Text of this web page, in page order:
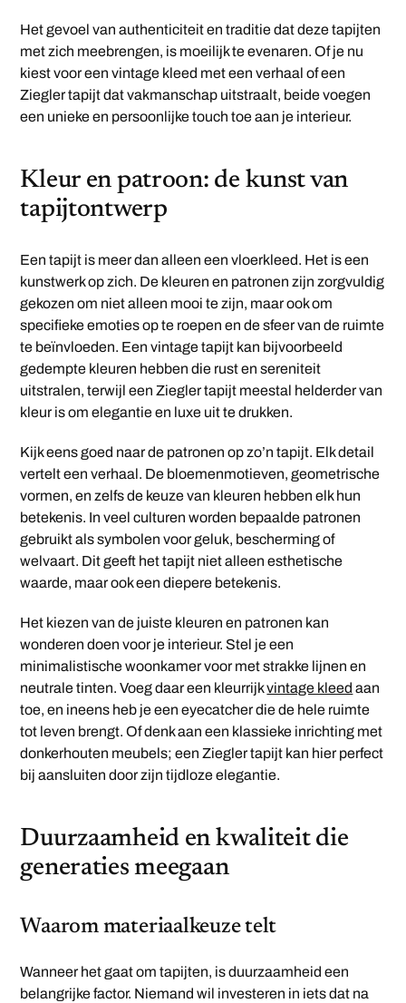
Het gevoel van authenticiteit en traditie dat deze tapijten
met zich meebrengen, is moeilijk te evenaren. Of je nu
kiest voor een vintage kleed met een verhaal of een
Ziegler tapijt dat vakmanschap uitstraalt, beide voegen
een unieke en persoonlijke touch toe aan je interieur.
Kleur en patroon: de kunst van
tapijtontwerp
Een tapijt is meer dan alleen een vloerkleed. Het is een
kunstwerk op zich. De kleuren en patronen zijn zorgvuldig
gekozen om niet alleen mooi te zijn, maar ook om
specifieke emoties op te roepen en de sfeer van de ruimte
te beïnvloeden. Een vintage tapijt kan bijvoorbeeld
gedempte kleuren hebben die rust en sereniteit
uitstralen, terwijl een Ziegler tapijt meestal helderder van
kleur is om elegantie en luxe uit te drukken.
Kijk eens goed naar de patronen op zo’n tapijt. Elk detail
vertelt een verhaal. De bloemenmotieven, geometrische
vormen, en zelfs de keuze van kleuren hebben elk hun
betekenis. In veel culturen worden bepaalde patronen
gebruikt als symbolen voor geluk, bescherming of
welvaart. Dit geeft het tapijt niet alleen esthetische
waarde, maar ook een diepere betekenis.
Het kiezen van de juiste kleuren en patronen kan
wonderen doen voor je interieur. Stel je een
minimalistische woonkamer voor met strakke lijnen en
neutrale tinten. Voeg daar een kleurrijkvintage kleed aan
toe, en ineens heb je een eyecatcher die de hele ruimte
tot leven brengt. Of denk aan een klassieke inrichting met
donkerhouten meubels; een Ziegler tapijt kan hier perfect
bij aansluiten door zijn tijdloze elegantie.
Duurzaamheid en kwaliteit die
generaties meegaan
Waarom materiaalkeuze telt
Wanneer het gaat om tapijten, is duurzaamheid een
belangrijke factor. Niemand wil investeren in iets dat na